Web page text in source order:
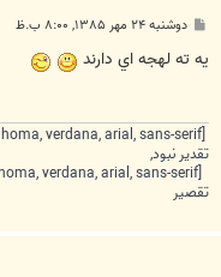
پ
ت
دوشنبه ۲۴ مهر ۱۳۸۵, ۸:۰۰ ب.ظ
يه ته لهجه اي دارند
تقدیر نبود,
تقصیر